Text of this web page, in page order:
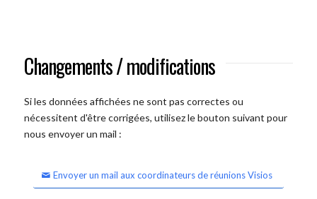
Changements / modifications
Si les données affichées ne sont pas correctes ou
nécessitent d'être corrigées, utilisez le bouton suivant pour
nous envoyer un mail :
Envoyer un mail aux coordinateurs de réunions Visios